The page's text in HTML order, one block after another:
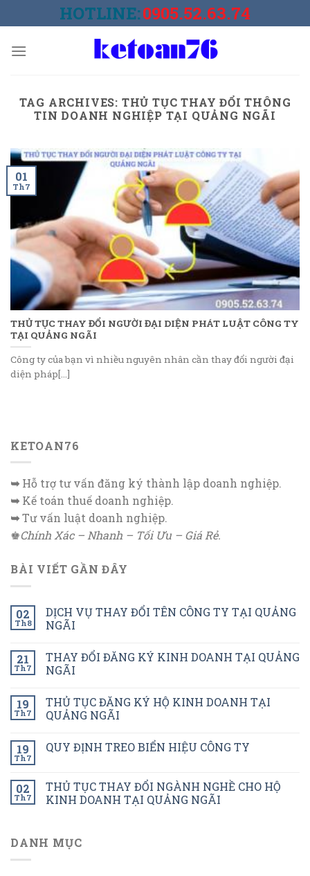
to
HOTLINE:0905.52.63.74
TAG ARCHIVES: THỦ TỤC THAY ĐỔI THÔNG
TIN DOANH NGHIỆP TẠI QUẢNG NGÃI
THỦ TỤC THAY ĐỔI NGƯỜI ĐẠI DIỆN PHÁT LUẬT CÔNG TY
TẠI QUẢNG NGÃI
Công ty của bạn vì nhiều nguyên nhân cần thay đổi người đại
diện pháp[...]
01
Th7
KETOAN76
➥Hỗ trợ tư vấn đăng ký thành lập doanh nghiệp.
➥Kế toán thuế doanh nghiệp.
➥Tư vấn luật doanh nghiệp.
♚Chính Xác – Nhanh – Tối Ưu – Giá Rẻ.
BÀI VIẾT GẦN ĐÂY
02
Th8
DỊCH VỤ THAY ĐỔI TÊN CÔNG TY TẠI QUẢNG
NGÃI
21
Th7
THAY ĐỔI ĐĂNG KÝ KINH DOANH TẠI QUẢNG
NGÃI
19
Th7
THỦ TỤC ĐĂNG KÝ HỘ KINH DOANH TẠI
QUẢNG NGÃI
19
Th7
QUY ĐỊNH TREO BIỂN HIỆU CÔNG TY
02
Th7
THỦ TỤC THAY ĐỔI NGÀNH NGHỀ CHO HỘ
KINH DOANH TẠI QUẢNG NGÃI
DANH MỤC